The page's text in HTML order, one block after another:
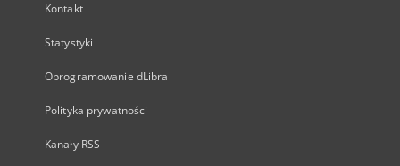
Kontakt
Statystyki
Oprogramowanie dLibra
Polityka prywatności
Kanały RSS